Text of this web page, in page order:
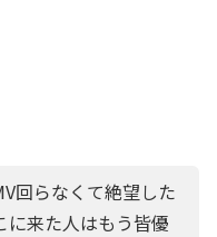
回らなくて絶望した
に来た人はもう皆優